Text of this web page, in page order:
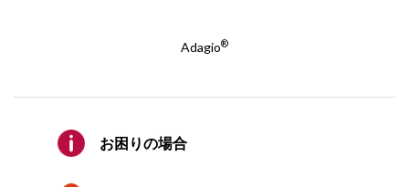
E メールの確認*
ご用意しています。
Adagio®
見積り依頼
2つの簡単なステップで見積りを取得
お困りの場合